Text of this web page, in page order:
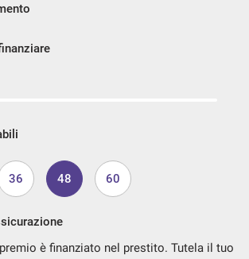
36 48 60
è finanziato nel prestito. Tutela il tuo